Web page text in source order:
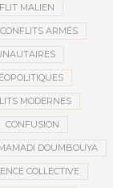
MALIEN
CONFLITS ARMÉS
MODERNES
CONFUSION
DOUMBOUYA
COLLECTIVE